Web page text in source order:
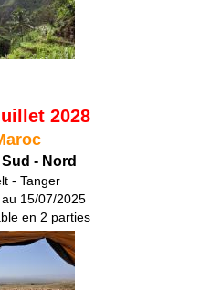
2028
- Nord
- Tanger
15/07/2025
en 2 parties